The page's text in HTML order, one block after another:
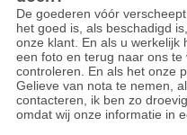
De goederen vóór
het goed is, als beschadigd
onze klant. En als u werkelijk
een foto en terug naar ons
controleren. En als het onze
Gelieve van nota te nemen,
contacteren, ik ben zo
omdat wij onze informatie in